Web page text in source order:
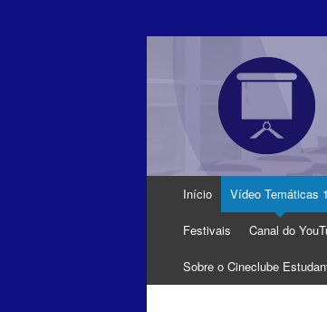
Início Vídeo Temáticas 1
Festivais Canal do
Sobre o Cineclube